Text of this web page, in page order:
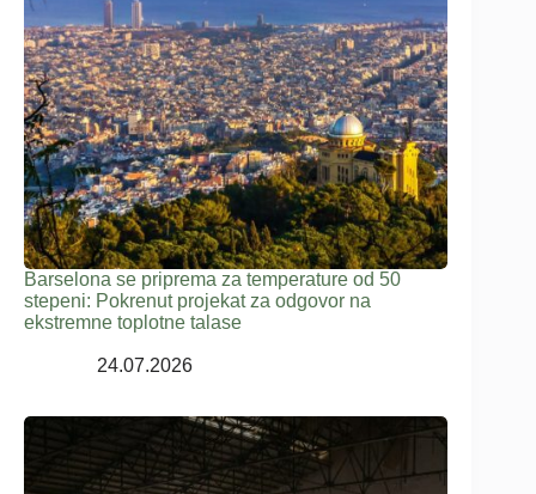
Barselona se priprema za temperature od 50
stepeni: Pokrenut projekat za odgovor na
ekstremne toplotne talase
24.07.2026